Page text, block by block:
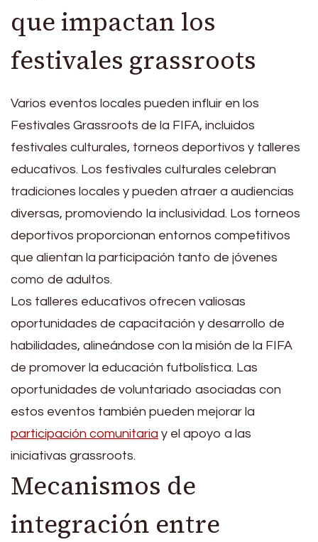
que impactan los
festivales grassroots
Varios eventos locales pueden influir en los
Festivales Grassroots de la FIFA, incluidos
festivales culturales, torneos deportivos y talleres
educativos. Los festivales culturales celebran
tradiciones locales y pueden atraer a audiencias
diversas, promoviendo la inclusividad. Los torneos
deportivos proporcionan entornos competitivos
que alientan la participación tanto de jóvenes
como de adultos.
Los talleres educativos ofrecen valiosas
oportunidades de capacitación y desarrollo de
habilidades, alineándose con la misión de la FIFA
de promover la educación futbolística. Las
oportunidades de voluntariado asociadas con
estos eventos también pueden mejorar la
participación comunitaria y el apoyo a las
iniciativas grassroots.
Mecanismos de
integración entre